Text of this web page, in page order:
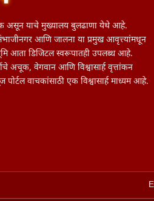
असून याचे मुख्यालय बुलढाणा येथे आहे.
आणि जालना या प्रमुख आवृत्त्यांमधून
आता डिजिटल स्वरूपातही उपलब्ध आहे.
अचूक, वेगवान आणि विश्वासार्ह वृत्तांकन
वाचकांसाठी एक विश्वासार्ह माध्यम आहे.